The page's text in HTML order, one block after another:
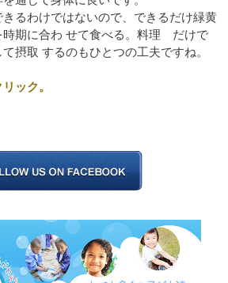
るわけではないので、できるだけ緑黄
時期に合わ せて食べる。料理 だけで
摂取 するのもひとつの工夫ですね。
ック。